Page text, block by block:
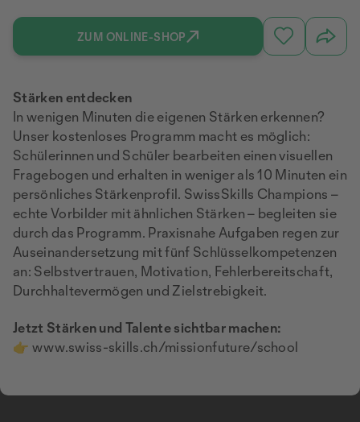
ZUM ONLINE-SHOP
Stärken entdecken
In wenigen Minuten die eigenen Stärken erkennen?
Unser kostenloses Programm macht es möglich:
Schülerinnen und Schüler bearbeiten einen visuellen
Fragebogen und erhalten in weniger als 10 Minuten ein
persönliches Stärkenprofil. SwissSkills Champions –
echte Vorbilder mit ähnlichen Stärken – begleiten sie
durch das Programm. Praxisnahe Aufgaben regen zur
Auseinandersetzung mit fünf Schlüsselkompetenzen
an: Selbstvertrauen, Motivation, Fehlerbereitschaft,
Durchhaltevermögen und Zielstrebigkeit.
Jetzt Stärken und Talente sichtbar machen:
👉 www.swiss-skills.ch/missionfuture/school